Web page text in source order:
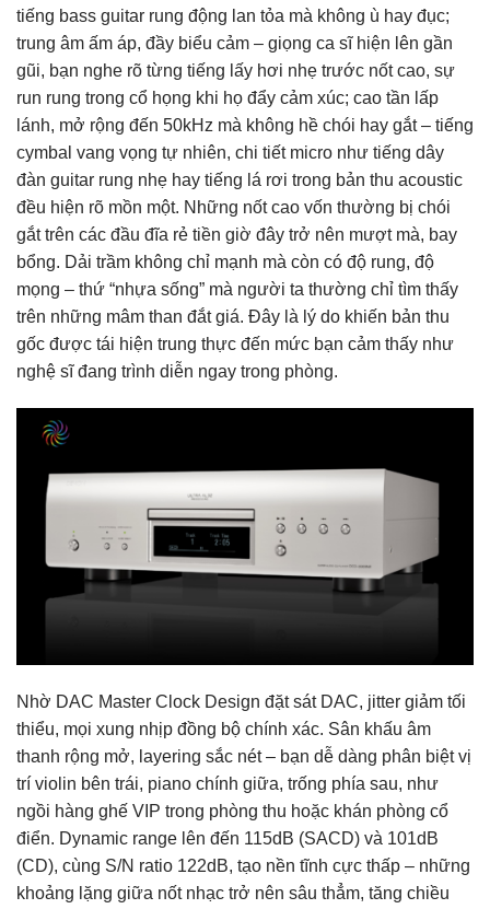
tiếng bass guitar rung động lan tỏa mà không ù hay đục;
trung âm ấm áp, đầy biểu cảm – giọng ca sĩ hiện lên gần
gũi, bạn nghe rõ từng tiếng lấy hơi nhẹ trước nốt cao, sự
run rung trong cổ họng khi họ đẩy cảm xúc; cao tần lấp
lánh, mở rộng đến 50kHz mà không hề chói hay gắt – tiếng
cymbal vang vọng tự nhiên, chi tiết micro như tiếng dây
đàn guitar rung nhẹ hay tiếng lá rơi trong bản thu acoustic
đều hiện rõ mồn một. Những nốt cao vốn thường bị chói
gắt trên các đầu đĩa rẻ tiền giờ đây trở nên mượt mà, bay
bổng. Dải trầm không chỉ mạnh mà còn có độ rung, độ
mọng – thứ “nhựa sống” mà người ta thường chỉ tìm thấy
trên những mâm than đắt giá. Đây là lý do khiến bản thu
gốc được tái hiện trung thực đến mức bạn cảm thấy như
nghệ sĩ đang trình diễn ngay trong phòng.
Nhờ DAC Master Clock Design đặt sát DAC, jitter giảm tối
thiểu, mọi xung nhịp đồng bộ chính xác. Sân khấu âm
thanh rộng mở, layering sắc nét – bạn dễ dàng phân biệt vị
trí violin bên trái, piano chính giữa, trống phía sau, như
ngồi hàng ghế VIP trong phòng thu hoặc khán phòng cổ
điển. Dynamic range lên đến 115dB (SACD) và 101dB
(CD), cùng S/N ratio 122dB, tạo nền tĩnh cực thấp – những
khoảng lặng giữa nốt nhạc trở nên sâu thẳm, tăng chiều